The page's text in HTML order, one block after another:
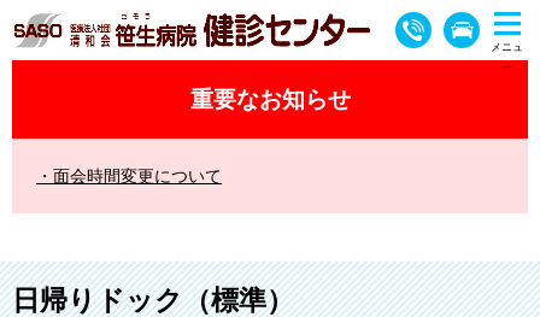
重要なお知らせ
面会時間変更について
日帰りドック（標準）